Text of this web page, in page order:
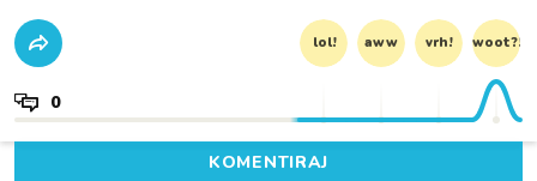
lol! aww vrh! woot?!
0
KOMENTIRAJ